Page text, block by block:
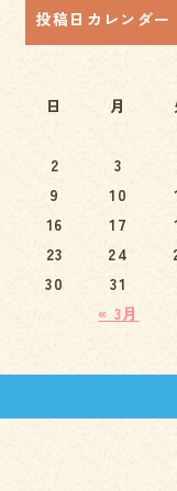
投稿日カレンダー
日
月
« 3月
2
3
9
10
16
17
23
24
30
31